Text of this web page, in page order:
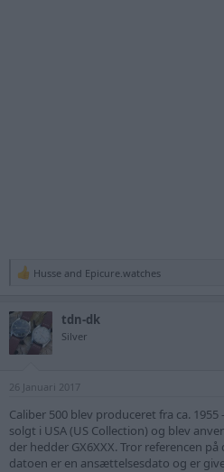
R
c
t
s
Husse and Epicure.watches
tdn-dk
Silver
26 Januari 2017
Caliber 500 blev produceret fra ca.
solgt i USA (US Collection) og blev
der hedder GX6XXX. Tror referencen på
datoen er en ansættelsesdato og er